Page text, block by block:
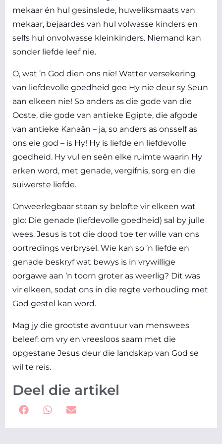
mekaar én hul gesinslede, huweliksmaats van
mekaar, bejaardes van hul volwasse kinders en
selfs hul onvolwasse kleinkinders. Niemand kan
sonder liefde leef nie.
O, wat ’n God dien ons nie! Watter versekering
van liefdevolle goedheid gee Hy nie deur sy Seun
aan elkeen nie! So anders as die gode van die
Ooste, die gode van antieke Egipte, die afgode
van antieke Kanaän – ja, so anders as onsself as
ons eie god – is Hy! Hy is liefde en liefdevolle
goedheid. Hy vul en seën elke ruimte waarin Hy
erken word, met genade, vergifnis, sorg en die
suiwerste liefde.
Onweerlegbaar staan sy belofte vir elkeen wat
glo: Die genade (liefdevolle goedheid) sal by julle
wees. Jesus is tot die dood toe ter wille van ons
oortredings verbrysel. Wie kan so ’n liefde en
genade beskryf wat bewys is in vrywillige
oorgawe aan ’n toorn groter as weerlig? Dit was
vir elkeen, sodat ons in die regte verhouding met
God gestel kan word.
Mag jy die grootste avontuur van menswees
beleef: om vry en vreesloos saam met die
opgestane Jesus deur die landskap van God se
wil te reis.
Deel die artikel